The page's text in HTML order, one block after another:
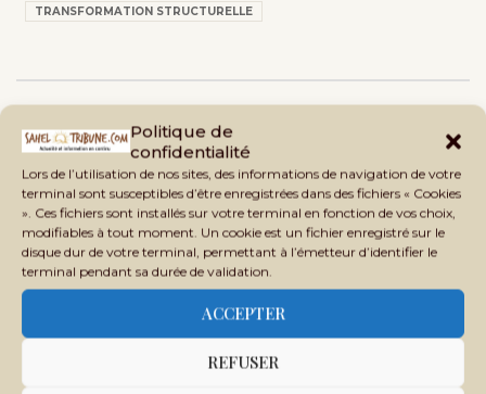
Politique de
confidentialité
Lors de l’utilisation de nos sites, des informations de navigation de votre
terminal sont susceptibles d’être enregistrées dans des fichiers « Cookies
». Ces fichiers sont installés sur votre terminal en fonction de vos choix,
modifiables à tout moment. Un cookie est un fichier enregistré sur le
disque dur de votre terminal, permettant à l’émetteur d’identifier le
terminal pendant sa durée de validation.
ACCEPTER
REFUSER
TRANSFORMATION STRUCTURELLE